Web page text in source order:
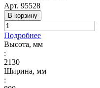
Арт. 95528
В корзину
Подробнее
Высота, мм
:
2130
Ширина, мм
: